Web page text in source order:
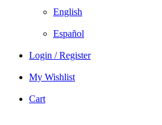
English
Español
Login / Register
My Wishlist
Cart